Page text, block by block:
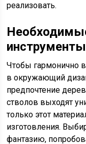
реализовать.
инструменты
Чтобы гармонично
в окружающий
предпочтение
стволов выходят
только этот
изготовления.
фантазию,